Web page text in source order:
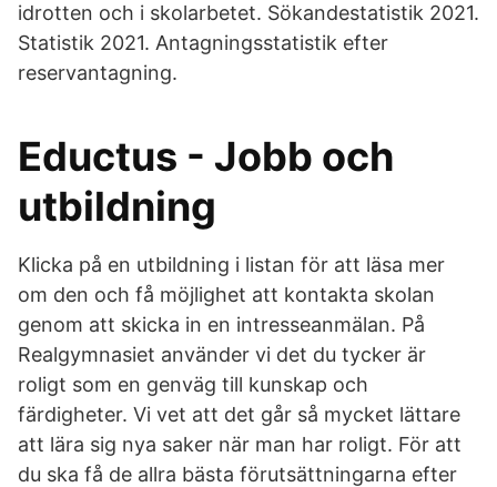
idrotten och i skolarbetet. Sökandestatistik 2021.
Statistik 2021. Antagningsstatistik efter
reservantagning.
Eductus - Jobb och
utbildning
Klicka på en utbildning i listan för att läsa mer
om den och få möjlighet att kontakta skolan
genom att skicka in en intresseanmälan. På
Realgymnasiet använder vi det du tycker är
roligt som en genväg till kunskap och
färdigheter. Vi vet att det går så mycket lättare
att lära sig nya saker när man har roligt. För att
du ska få de allra bästa förutsättningarna efter